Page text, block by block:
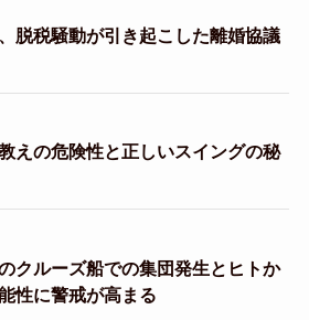
脱税騒動が引き起こした離婚協議
えの危険性と正しいスイングの秘
クルーズ船での集団発生とヒトか
性に警戒が高まる